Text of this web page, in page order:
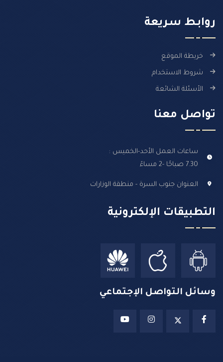
روابـط سـريعة
خريطة الموقع
شروط الاستخدام
الأسئلة الشائعة
تواصل معنا
ساعات العمل الأحد-الخميس :
7.30 صباحًا -2 مساءً
العنوان جنوب السرة - منطقة الوزارات
التطبيقات الإلكترونية
وسائل التواصل الإجتماعي